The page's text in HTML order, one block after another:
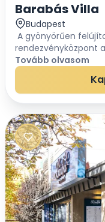
Barabás Villa
Budapest
A gyönyörűen
rendezvényközpont
Városmajori park
komplexum
Tovább olvasom